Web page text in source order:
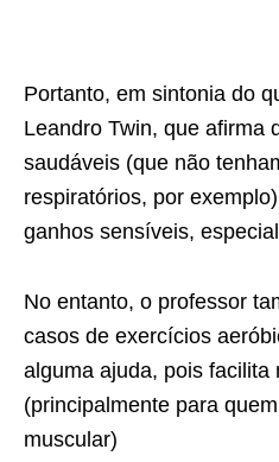
Portanto, em sintonia do
Leandro Twin, que afirma
saudáveis (que não
respiratórios, por
ganhos sensíveis,
No entanto, o professor
casos de exercícios
alguma ajuda, pois facilita
(principalmente para
muscular)